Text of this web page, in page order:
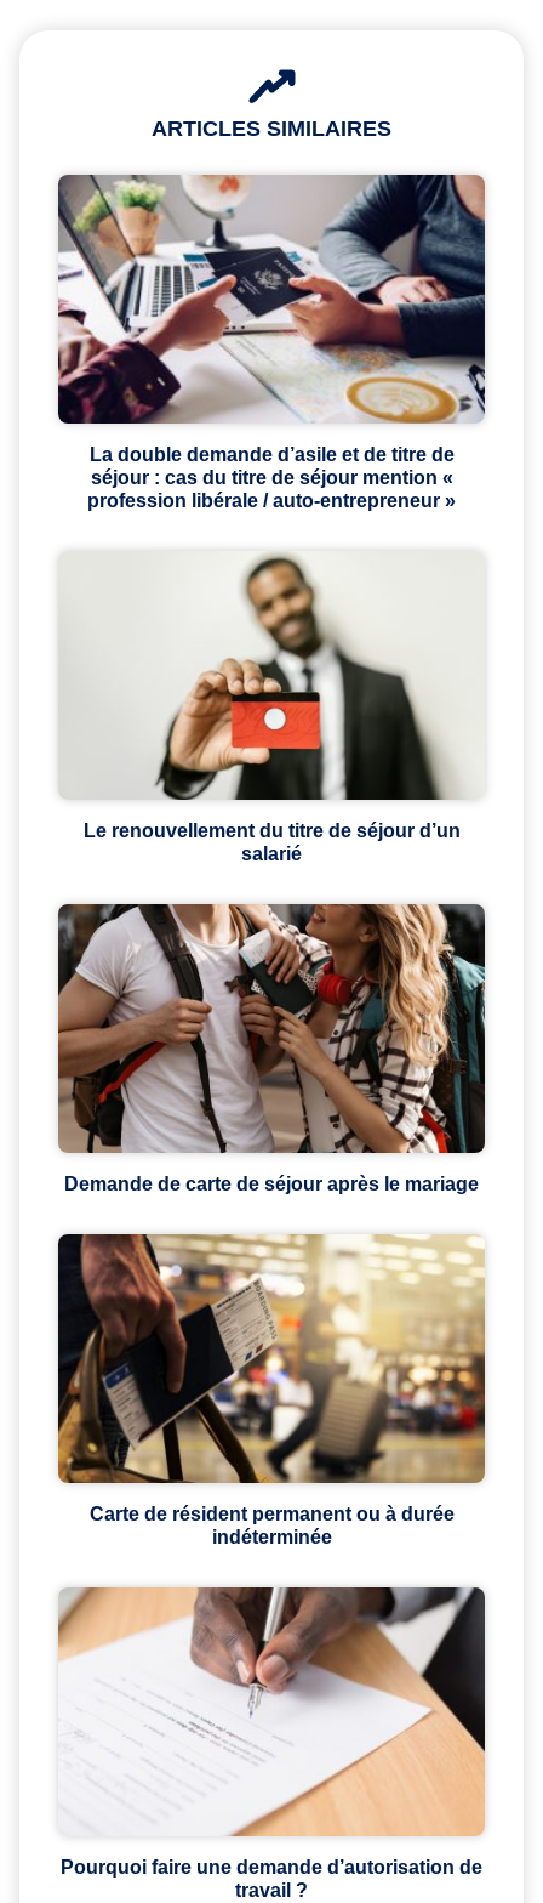
ARTICLES SIMILAIRES
La double demande d’asile et de titre de
séjour : cas du titre de séjour mention «
profession libérale / auto-entrepreneur »
Le renouvellement du titre de séjour d’un
salarié
Demande de carte de séjour après le mariage
Carte de résident permanent ou à durée
indéterminée
Pourquoi faire une demande d’autorisation de
travail ?